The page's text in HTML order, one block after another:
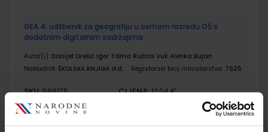
GEA 4; udžbenik za geografiju u osmom razredu OŠ s
dodatnim digitalnim sadržajima
Autor(i): Danijel Orešić Igor Tišma Ružica Vuk Alenka Bujan
Nakladnik: ŠKOLSKA KNJIGA d.d. Registarski broj ministarstva: 7625
SKU:569175 CIJENA:12,04 €
ŠIFRA OMOTA: 500175